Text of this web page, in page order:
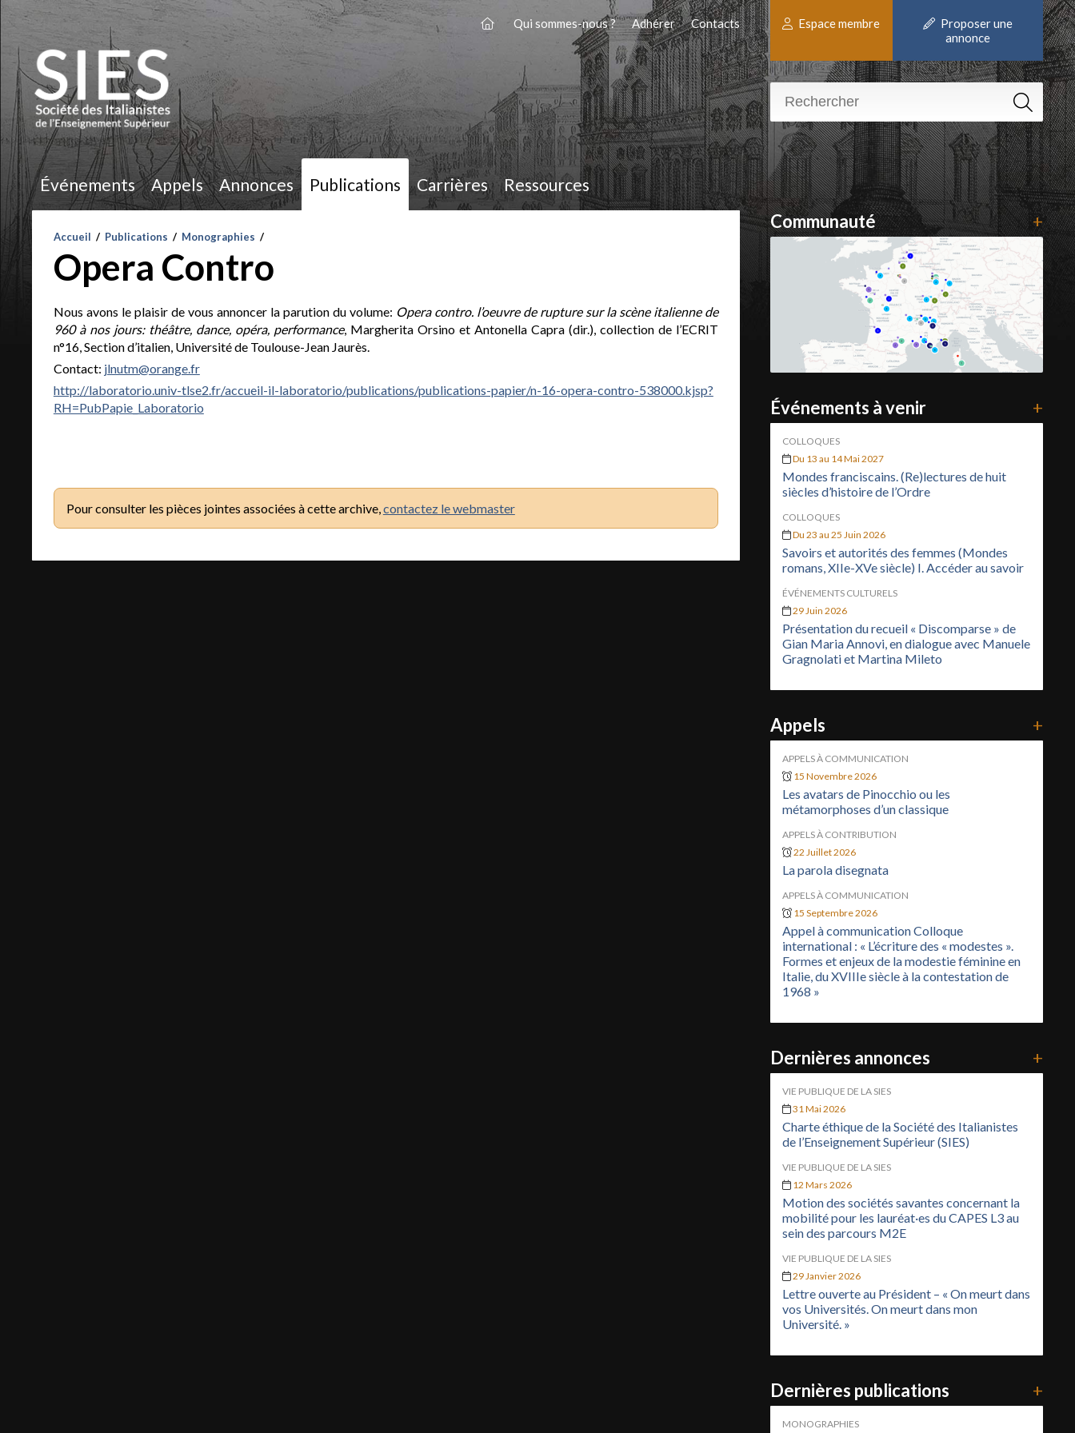
Qui sommes-nous ? Adhérer Contacts
Événements Appels Annonces Publications Carrières Ressources
Espace membre
Proposer une
annonce
Accueil / Publications / Monographies /
Opera Contro
Nous avons le plaisir de vous annoncer la parution du volume: Opera contro. l’oeuvre de rupture sur la scène italienne de
960 à nos jours: théâtre, dance, opéra, performance, Margherita Orsino et Antonella Capra (dir.), collection de l’ECRIT
n°16, Section d’italien, Université de Toulouse-Jean Jaurès.
Contact: jlnutm@orange.fr
http://laboratorio.univ-tlse2.fr/accueil-il-laboratorio/publications/publications-papier/n-16-opera-contro-538000.kjsp?
RH=PubPapie_Laboratorio
Pour consulter les pièces jointes associées à cette archive, contactez le webmaster
Communauté +
Événements à venir +
COLLOQUES
Du 13 au 14 Mai 2027
Mondes franciscains. (Re)lectures de huit
siècles d’histoire de l’Ordre
COLLOQUES
Du 23 au 25 Juin 2026
Savoirs et autorités des femmes (Mondes
romans, XIIe-XVe siècle) I. Accéder au savoir
ÉVÉNEMENTS CULTURELS
29 Juin 2026
Présentation du recueil « Discomparse » de
Gian Maria Annovi, en dialogue avec Manuele
Gragnolati et Martina Mileto
Appels +
APPELS À COMMUNICATION
15 Novembre 2026
Les avatars de Pinocchio ou les
métamorphoses d’un classique
APPELS À CONTRIBUTION
22 Juillet 2026
La parola disegnata
APPELS À COMMUNICATION
15 Septembre 2026
Appel à communication Colloque
international : « L’écriture des « modestes ».
Formes et enjeux de la modestie féminine en
Italie, du XVIIIe siècle à la contestation de
1968 »
Dernières annonces +
VIE PUBLIQUE DE LA SIES
31 Mai 2026
Charte éthique de la Société des Italianistes
de l’Enseignement Supérieur (SIES)
VIE PUBLIQUE DE LA SIES
12 Mars 2026
Motion des sociétés savantes concernant la
mobilité pour les lauréat·es du CAPES L3 au
sein des parcours M2E
VIE PUBLIQUE DE LA SIES
29 Janvier 2026
Lettre ouverte au Président – « On meurt dans
vos Universités. On meurt dans mon
Université. »
Dernières publications +
MONOGRAPHIES